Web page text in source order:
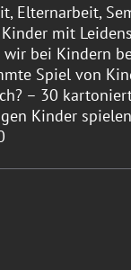
Elternarbeit,
mit
bei Kindern
Spiel von
– 30
Kinder